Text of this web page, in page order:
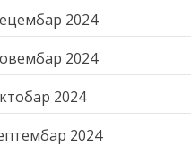
2024
2024
2024
2024